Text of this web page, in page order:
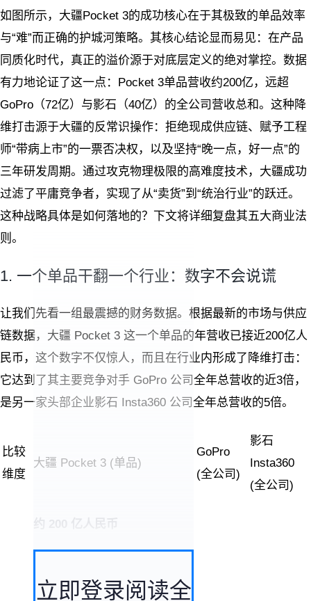
如图所示，大疆Pocket 3的成功核心在于其极致的单品效率
与“难”而正确的护城河策略。其核心结论显而易见：在产品
同质化时代，真正的溢价源于对底层定义的绝对掌控。数据
有力地论证了这一点：Pocket 3单品营收约200亿，远超
GoPro（72亿）与影石（40亿）的全公司营收总和。这种降
维打击源于大疆的反常识操作：拒绝现成供应链、赋予工程
师“带病上市”的一票否决权，以及坚持“晚一点，好一点”的
三年研发周期。通过攻克物理极限的高难度技术，大疆成功
过滤了平庸竞争者，实现了从“卖货”到“统治行业”的跃迁。
这种战略具体是如何落地的？下文将详细复盘其五大商业法
则。
1. 一个单品干翻一个行业：数字不会说谎
让我们先看一组最震撼的财务数据。根据最新的市场与供应
链数据，大疆 Pocket 3 这一个单品的年营收已接近200亿人
民币，这个数字不仅惊人，而且在行业内形成了降维打击：
它达到了其主要竞争对手 GoPro 公司全年总营收的近3倍，
是另一家头部企业影石 Insta360 公司全年总营收的5倍。
比较
维度
大疆 Pocket 3 (单品)
GoPro
(全公司)
影石
Insta360
(全公司)
立即登录阅读全